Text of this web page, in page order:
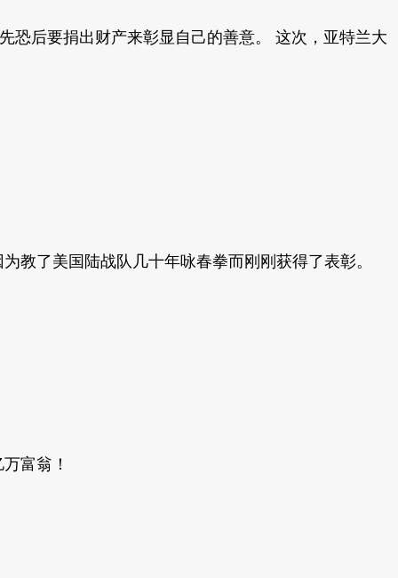
恐后要捐出财产来彰显自己的善意。 这次，亚特兰大
教了美国陆战队几十年咏春拳而刚刚获得了表彰。
富翁！